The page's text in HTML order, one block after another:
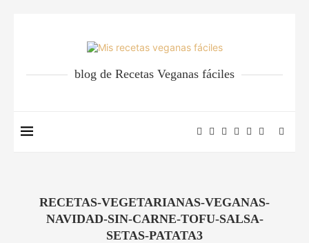
blog de Recetas Veganas fáciles
RECETAS-VEGETARIANAS-VEGANAS-
NAVIDAD-SIN-CARNE-TOFU-SALSA-
SETAS-PATATA3